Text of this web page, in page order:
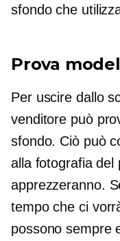
sfondo che
Prova
Per uscire dallo
venditore può
sfondo. Ciò può
alla fotografia del
apprezzeranno.
tempo che ci
possono sempre